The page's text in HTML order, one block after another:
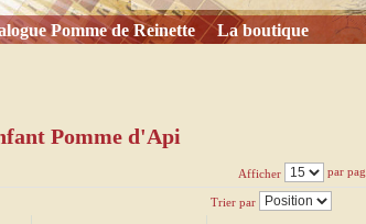
Pomme de Reinette La boutique
Pomme d'Api
Afficher
par
Trier par